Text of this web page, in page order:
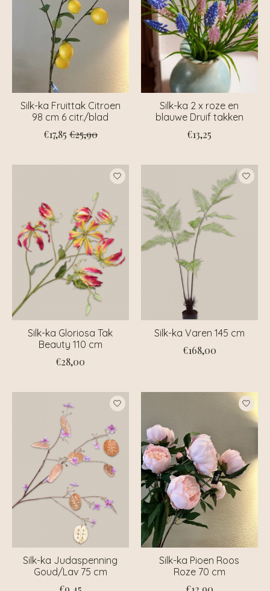
Silk-ka Fruittak Citroen
98 cm 6 citr./blad
€17,85 €25,90
Silk-ka 2 x roze en
blauwe Druif takken
€13,25
Silk-ka Gloriosa Tak
Beauty 110 cm
€28,00
Silk-ka Varen 145 cm
€168,00
Silk-ka Judaspenning
Goud/Lav 75 cm
Silk-ka Pioen Roos
Roze 70 cm